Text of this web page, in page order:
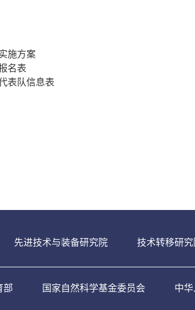
施方案
名表
表队信息表
先进技术与装备研究院 技术转移研究
部 国家自然科学基金委员会 中